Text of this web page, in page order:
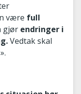
være full
gjør endringer i
Vedtak skal